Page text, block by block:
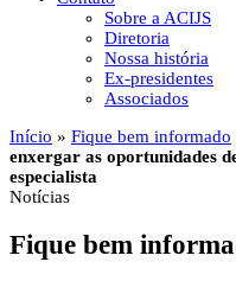
Sobre a ACIJS
Diretoria
Nossa história
Ex-presidentes
Associados
Início » Fique bem informado
enxergar as oportunidades
especialista
Notícias
Fique bem